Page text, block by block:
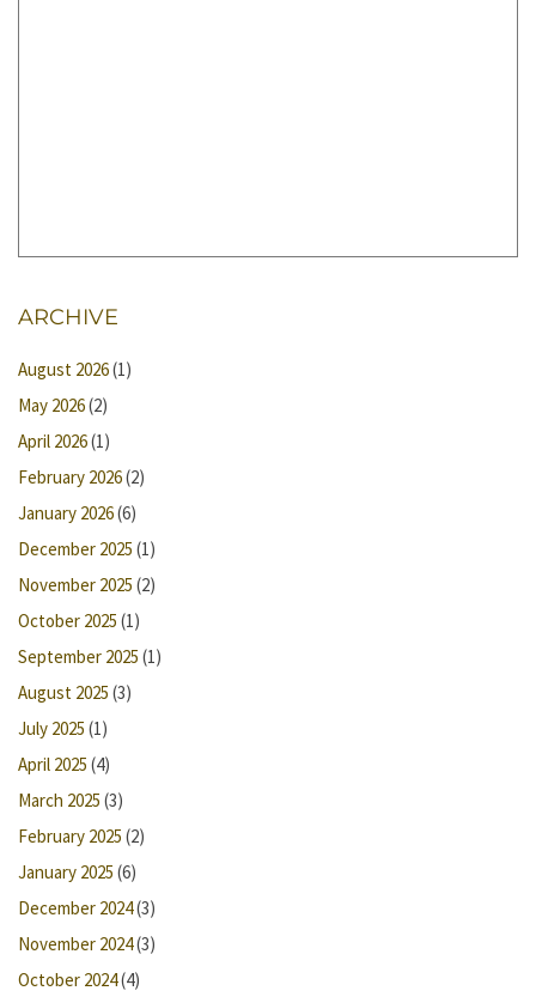
ARCHIVE
August 2026(1)
May 2026(2)
April 2026(1)
February 2026(2)
January 2026(6)
December 2025 (1)
November 2025 (2)
October 2025 (1)
September 2025 (1)
August 2025 (3)
July 2025 (1)
April 2025 (4)
March 2025 (3)
February 2025 (2)
January 2025 (6)
December 2024(3)
November 2024(3)
October 2024(4)